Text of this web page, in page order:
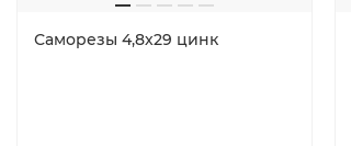
Саморезы 4,8х29 цинк